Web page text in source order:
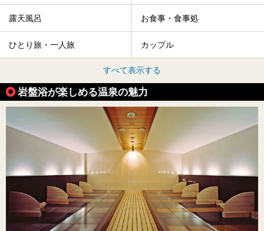
露天風呂 お食事・食事処
ひとり旅・一人旅 カップル
すべて表示する
岩盤浴が楽しめる温泉の魅力